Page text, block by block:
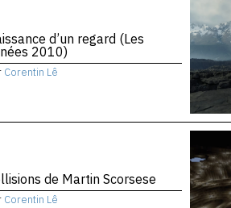
d’un regard (Les
2010)
Corentin Lê
de Martin Scorsese
Corentin Lê